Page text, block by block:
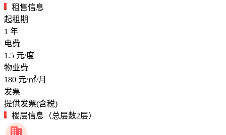
租售信息
起租期
1 年
电费
1.5 元/度
物业费
180 元/㎡/月
发票
提供发票(含税)
楼层信息（总层数2层）